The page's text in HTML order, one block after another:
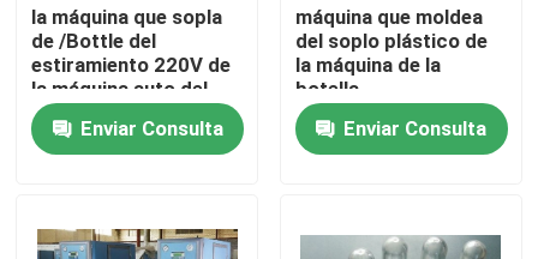
Inicio
Contactos
la máquina que sopla
de /Bottle del
estiramiento 220V de
la máquina auto del
moldeo por
insuflación de aire
comprimido para el
del ANIMAL
Enviar Consulta
máquina que moldea
del soplo plástico de
la máquina de la
botella
semiautomática del
ANIMAL DOMÉSTICO
que sopla 18.9L
Enviar Consulta